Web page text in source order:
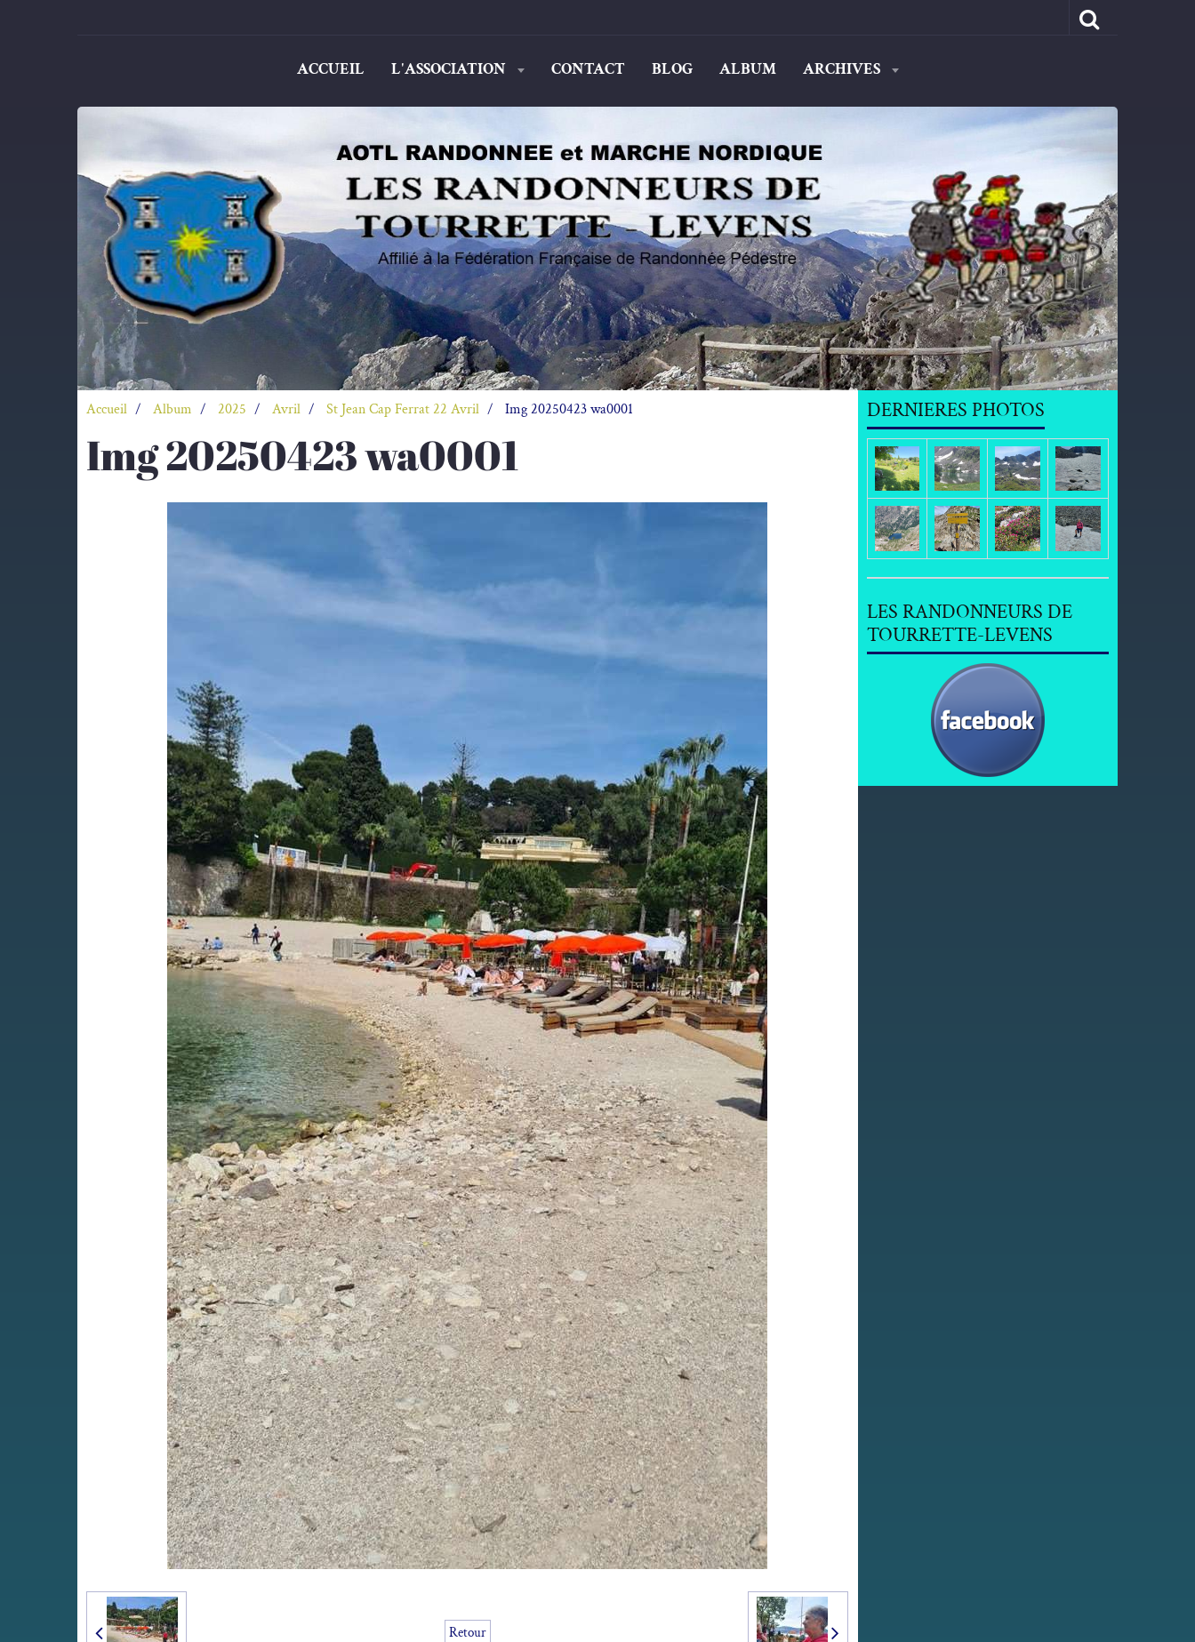
ACCUEIL L'ASSOCIATION CONTACT BLOG ALBUM ARCHIVES
Accueil Album 2025 Avril St Jean Cap Ferrat 22 Avril Img 20250423 wa0001
Img 20250423 wa0001
Retour
DERNIERES PHOTOS
LES RANDONNEURS DE
TOURRETTE-LEVENS